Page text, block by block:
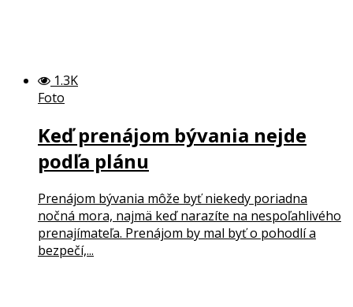
1.3K
Foto
Keď prenájom bývania nejde
podľa plánu
Prenájom bývania môže byť niekedy poriadna
nočná mora, najmä keď narazíte na nespoľahlivého
prenajímateľa. Prenájom by mal byť o pohodlí a
bezpečí,...